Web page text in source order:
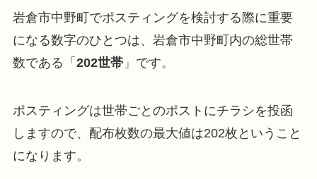
岩倉市中野町でポスティングを検討する際に重要
になる数字のひとつは、岩倉市中野町内の総世帯
数である「 202世帯」です。
ポスティングは世帯ごとのポストにチラシを投函
しますので、配布枚数の最大値は202枚ということ
になります。